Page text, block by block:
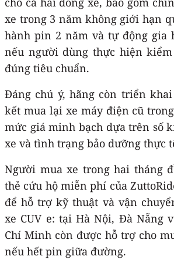
xe trong 3 năm không giới hạn
hành pin 2 năm và tự động gia
nếu người dùng thực hiện
đúng tiêu chuẩn.
Đáng chú ý, hãng còn triển
kết mua lại xe máy điện cũ
mức giá minh bạch dựa trên số
xe và tình trạng bảo dưỡng thực
Người mua xe trong hai tháng
thẻ cứu hộ miễn phí của
để hỗ trợ kỹ thuật và vận
xe CUV e: tại Hà Nội, Đà Nẵng
Chí Minh còn được hỗ trợ cho
nếu hết pin giữa đường.